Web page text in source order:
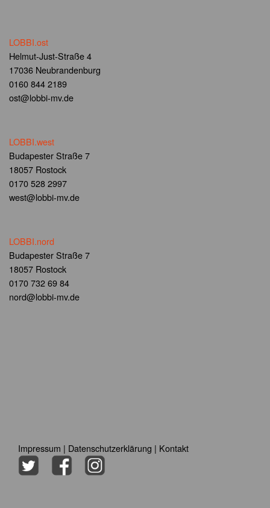
LOBBI.ost
Helmut-Just-Straße 4
17036 Neubrandenburg
0160 844 2189
ost@lobbi-mv.de
LOBBI.west
Budapester Straße 7
18057 Rostock
0170 528 2997
west@lobbi-mv.de
LOBBI.nord
Budapester Straße 7
18057 Rostock
0170 732 69 84
nord@lobbi-mv.de
Impressum | Datenschutzerklärung | Kontakt